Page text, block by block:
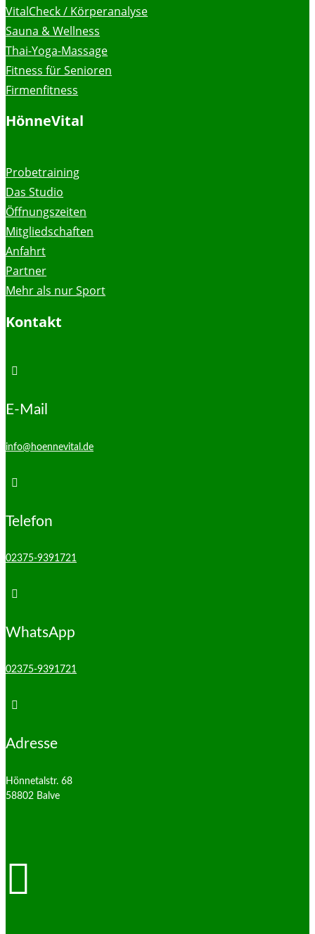
VitalCheck / Körperanalyse
Sauna & Wellness
Thai-Yoga-Massage
Fitness für Senioren
Firmenfitness
HönneVital
Probetraining
Das Studio
Öffnungszeiten
Mitgliedschaften
Anfahrt
Partner
Mehr als nur Sport
Kontakt

E-Mail
info@hoennevital.de

Telefon
02375-9391721

WhatsApp
02375-9391721

Adresse
Hönnetalstr. 68
58802 Balve
